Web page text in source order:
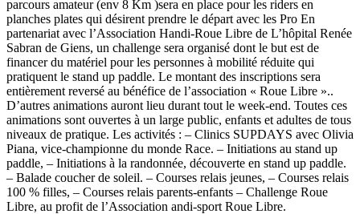
parcours amateur (env 8 Km )sera en place pour les riders en
planches plates qui désirent prendre le départ avec les Pro En
partenariat avec l’Association Handi-Roue Libre de L’hôpital Renée
Sabran de Giens, un challenge sera organisé dont le but est de
financer du matériel pour les personnes à mobilité réduite qui
pratiquent le stand up paddle. Le montant des inscriptions sera
entièrement reversé au bénéfice de l’association « Roue Libre »..
D’autres animations auront lieu durant tout le week-end. Toutes ces
animations sont ouvertes à un large public, enfants et adultes de tous
niveaux de pratique. Les activités : – Clinics SUPDAYS avec Olivia
Piana, vice-championne du monde Race. – Initiations au stand up
paddle, – Initiations à la randonnée, découverte en stand up paddle.
– Balade coucher de soleil. – Courses relais jeunes, – Courses relais
100 % filles, – Courses relais parents-enfants – Challenge Roue
Libre, au profit de l’Association andi-sport Roue Libre.